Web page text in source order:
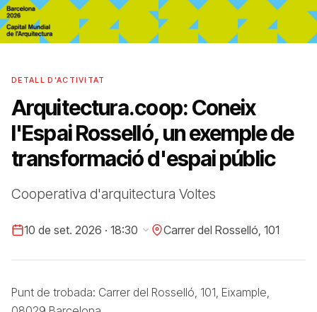
DETALL D’ACTIVITAT
Arquitectura.coop: Coneix
l'Espai Rosselló, un exemple de
transformació d'espai públic
Cooperativa d'arquitectura Voltes
10 de set. 2026 · 18:30 Carrer del Rosselló, 101
Punt de trobada: Carrer del Rosselló, 101, Eixample,